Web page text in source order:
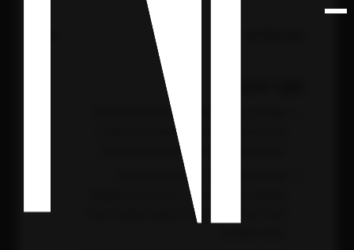
תשתית בית חכם מתוכננת מהשלד מעלה את
שווי הנכס ומונעת שיפוץ הנדסי יקר בעתיד –
רוכשים מתוחכמים מתמחרים אותה במדויק.
מערכת KNX קווית היא הבחירה הנכונה
לאחוזות מעל 400 מ"ר – קירות בטון חוסמים
שידור אלחוטי, והמערכת הקווית נשארת יציבה